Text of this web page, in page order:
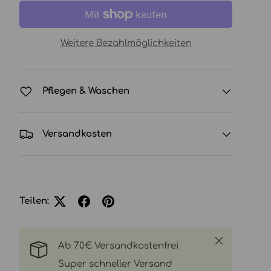
Weitere Bezahlmöglichkeiten
Pflegen & Waschen
Versandkosten
Teilen:
Ab 70€ Versandkostenfrei
Super schneller Versand
Schließen